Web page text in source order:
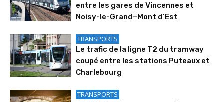
entre les gares de Vincennes et
Noisy-le-Grand–Mont d’Est
TRANSPORTS
Le trafic de la ligne T2 du tramway
coupé entre les stations Puteaux et
Charlebourg
TRANSPORTS